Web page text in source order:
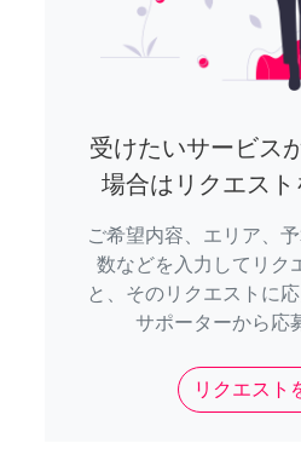
受けたいサービス
場合はリクエスト
ご希望内容、エリア、
数などを入力してリク
と、そのリクエストに
サポーターから応
リクエスト